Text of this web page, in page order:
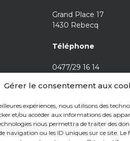
Gérer le consentement aux
expériences, nous utilisons des
et/ou accéder aux informations des
nous permettra de traiter des
navigation ou les ID uniques sur ce site. Le
Grand Place 17
1430 Rebecq
Téléphone
0477/29 16 14
Jeudi de 15h à 18h
Vendredi de 15h à 18h